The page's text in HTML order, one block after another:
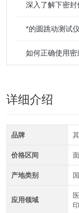
深入了解下密
*的圆跳动测试
如何正确使用密
详细介绍
品牌
价格区间
产地类别
应用领域